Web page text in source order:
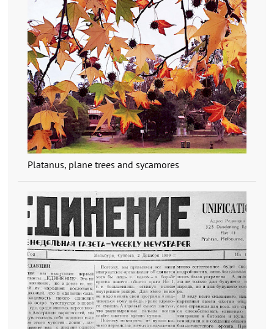
Platanus, plane trees and sycamores